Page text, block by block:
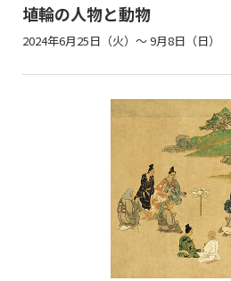
埴輪の人物と動物
2024年6月25日（火）～ 9月8日（日）